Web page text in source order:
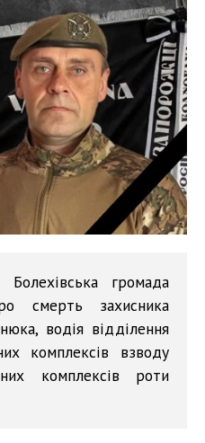
громада
смерть захисника
водія відділення
комплексів взводу
комплексів роти